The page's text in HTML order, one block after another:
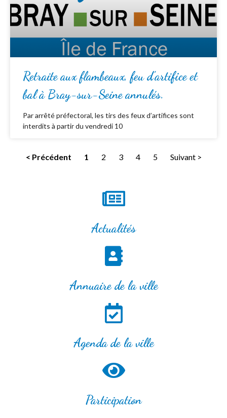
Retraite aux flambeaux, feu d’artifice et
bal à Bray-sur-Seine annulés.
Par arrêté préfectoral, les tirs des feux d’artifices sont
interdits à partir du vendredi 10
< Précédent 1 2 3 4 5 Suivant >
Actualités
Annuaire de la ville
Agenda de la ville
Participation